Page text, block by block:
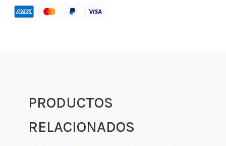
PRODUCTOS
RELACIONADOS